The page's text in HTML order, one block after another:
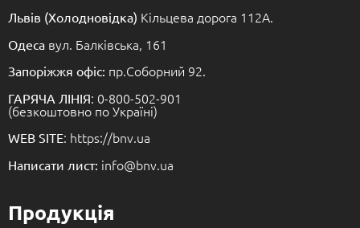
Львів (Холодновідка) Кільцева дорога 112А.
Одеса вул. Балківська, 161
Запоріжжя офіс: пр.Соборний 92.
ГАРЯЧА ЛІНІЯ: 0-800-502-901
(безкоштовно по Україні)
WEB SITE: https://bnv.ua
Написати лист: info@bnv.ua
Продукція